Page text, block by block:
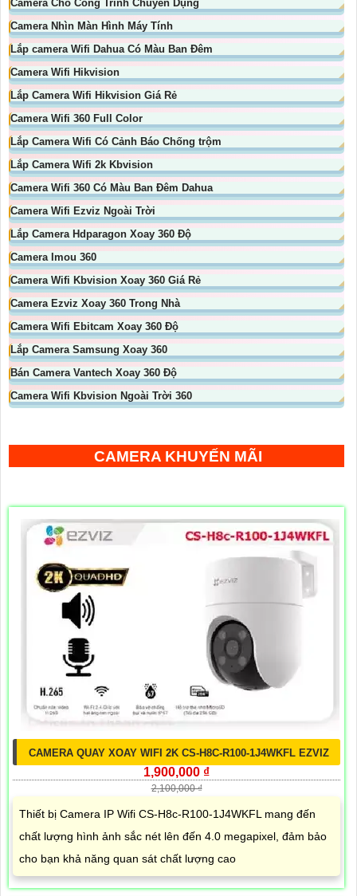
Camera Cho Công Trình Chuyên Dụng
Camera Nhìn Màn Hình Máy Tính
Lắp camera Wifi Dahua Có Màu Ban Đêm
Camera Wifi Hikvision
Lắp Camera Wifi Hikvision Giá Rẻ
Camera Wifi 360 Full Color
Lắp Camera Wifi Có Cảnh Báo Chống trộm
Lắp Camera Wifi 2k Kbvision
Camera Wifi 360 Có Màu Ban Đêm Dahua
Camera Wifi Ezviz Ngoài Trời
Lắp Camera Hdparagon Xoay 360 Độ
Camera Imou 360
Camera Wifi Kbvision Xoay 360 Giá Rẻ
Camera Ezviz Xoay 360 Trong Nhà
Camera Wifi Ebitcam Xoay 360 Độ
Lắp Camera Samsung Xoay 360
Bán Camera Vantech Xoay 360 Độ
Camera Wifi Kbvision Ngoài Trời 360
CAMERA KHUYẾN MÃI
CAMERA QUAY XOAY WIFI 2K CS-H8C-R100-1J4WKFL EZVIZ
1,900,000 ₫
2,100,000 ₫
Thiết bị Camera IP Wifi CS-H8c-R100-1J4WKFL mang đến
chất lượng hình ảnh sắc nét lên đến 4.0 megapixel, đảm bảo
cho bạn khả năng quan sát chất lượng cao